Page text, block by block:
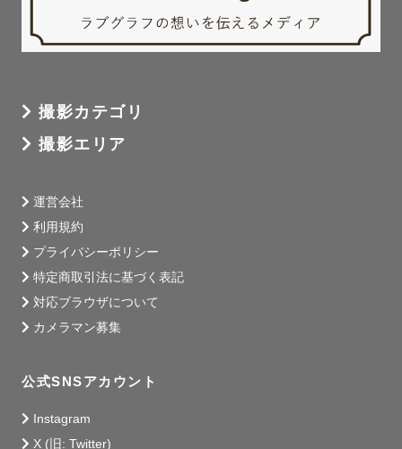
撮影カテゴリ
撮影エリア
運営会社
利用規約
プライバシーポリシー
特定商取引法に基づく表記
対応ブラウザについて
カメラマン募集
公式SNSアカウント
Instagram
X (旧: Twitter)